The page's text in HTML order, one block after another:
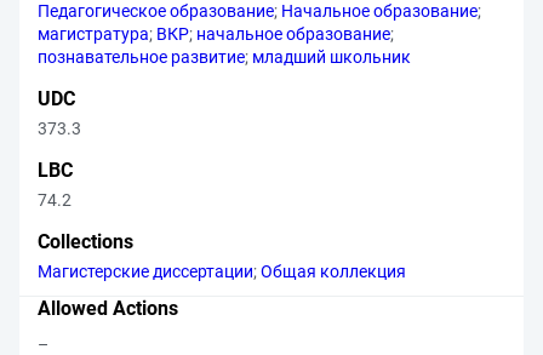
Педагогическое образование; Начальное образование;
магистратура; ВКР; начальное образование;
познавательное развитие; младший школьник
UDC
373.3
LBC
74.2
Collections
Магистерские диссертации;Общая коллекция
Allowed Actions
–